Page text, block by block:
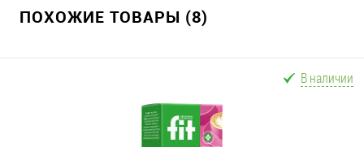
ПОХОЖИЕ ТОВАРЫ (8)
В наличии